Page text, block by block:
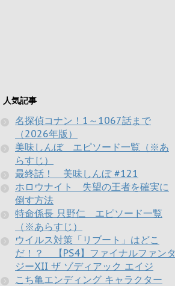
人気記事
名探偵コナン！1～1067話まで
（2026年版）
美味しんぼ エピソード一覧（※あ
らすじ）
最終話！ 美味しんぼ #121
ホロウナイト 失望の王者を確実に
倒す方法
特命係長 只野仁 エピソード一覧
（※あらすじ）
ウイルス対策「リブート」はどこ
だ！？ 【PS4】ファイナルファンタ
ジーXII ザ ゾディアック エイジ
こち亀エンディング キャラクター